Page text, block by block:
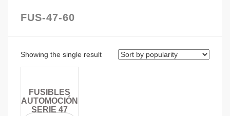
FUS-47-60
Showing the single result
FUSIBLES
AUTOMOCIÓN
SERIE 47